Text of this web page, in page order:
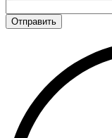
Отправить